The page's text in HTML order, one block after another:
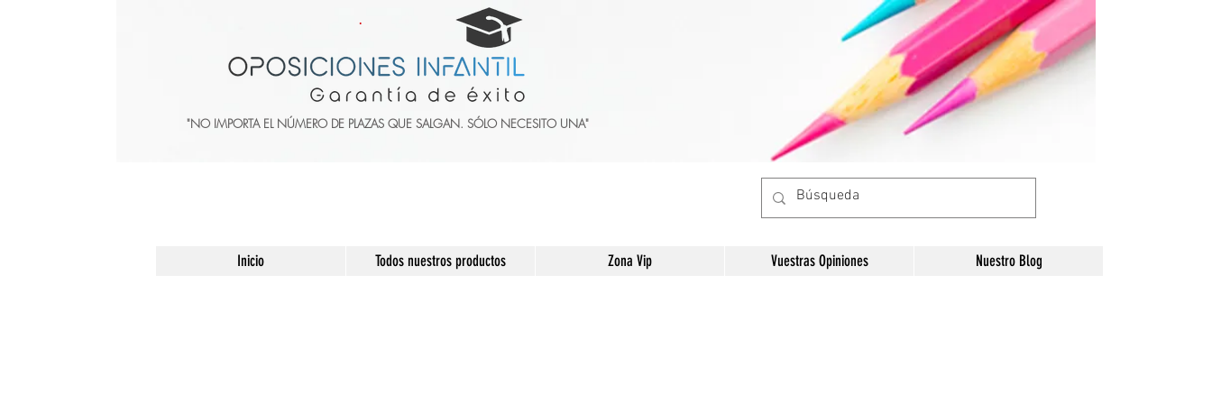
"NO IMPORTA EL NÚMERO DE PLAZAS QUE SALGAN. SÓLO NECESITO UNA"
Inicio Todos nuestros productos Zona Vip Vuestras Opiniones Nuestro Blog